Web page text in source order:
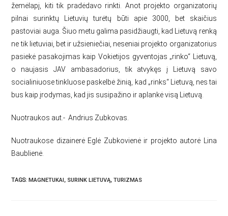
žemėlapį, kiti tik pradėdavo rinkti. Anot projekto organizatorių
pilnai surinktų Lietuvių turėtų būti apie 3000, bet skaičius
pastoviai auga. Šiuo metu galima pasidžiaugti, kad Lietuvą renką
ne tik lietuviai, bet ir užsieniečiai, neseniai projekto organizatorius
pasiekė pasakojimas kaip Vokietijos gyventojas „rinko“ Lietuvą,
o naujasis JAV ambasadorius, tik atvykęs į Lietuvą savo
socialiniuose tinkluose paskelbė žinią, kad „rinks“ Lietuvą, nes tai
bus kaip įrodymas, kad jis susipažino ir aplankė visą Lietuvą.
Nuotraukos aut.- Andrius Zubkovas.
Nuotraukose dizainerė Eglė Zubkovienė ir projekto autorė Lina
Baublienė.
TAGS:MAGNETUKAI, SURINK LIETUVĄ, TURIZMAS